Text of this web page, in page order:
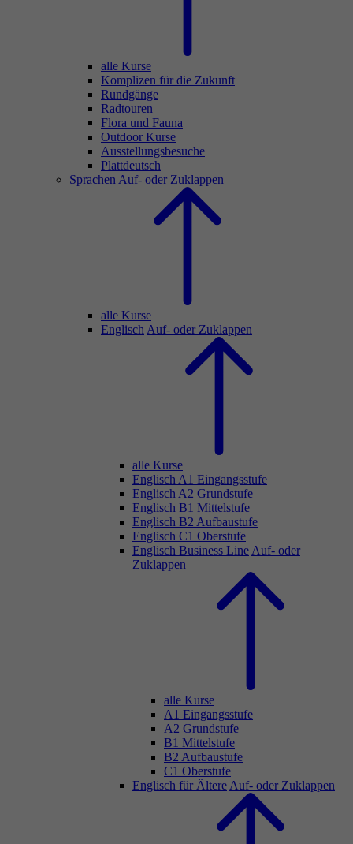
alle Kurse
Komplizen für die Zukunft
Rundgänge
Radtouren
Flora und Fauna
Outdoor Kurse
Ausstellungsbesuche
Plattdeutsch
Sprachen Auf- oder Zuklappen
alle Kurse
Englisch Auf- oder Zuklappen
alle Kurse
Englisch A1 Eingangsstufe
Englisch A2 Grundstufe
Englisch B1 Mittelstufe
Englisch B2 Aufbaustufe
Englisch C1 Oberstufe
Englisch Business Line Auf- oder
Zuklappen
alle Kurse
A1 Eingangsstufe
A2 Grundstufe
B1 Mittelstufe
B2 Aufbaustufe
C1 Oberstufe
Englisch für Ältere Auf- oder Zuklappen